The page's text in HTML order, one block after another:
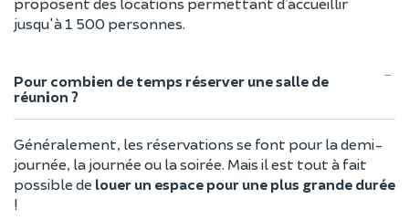
proposent des locations permettant d’accueillir
jusqu'à 1 500 personnes.
Pour combien de temps réserver une salle de
réunion ?
Généralement, les réservations se font pour la demi-
journée, la journée ou la soirée. Mais il est tout à fait
possible de louer un espace pour une plus grande durée
!